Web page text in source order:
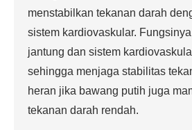
menstabilkan tekanan darah
sistem kardiovaskular.
jantung dan sistem
sehingga menjaga stabilitas
heran jika bawang putih juga
tekanan darah rendah.